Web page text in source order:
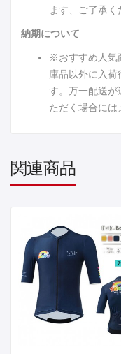
ます、ご了承く
納期について
※おすすめ人気
庫品以外に入荷
す。万一配送が
ただく場合には
関連商品